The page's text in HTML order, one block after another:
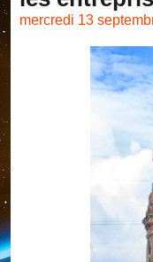
mercredi 13